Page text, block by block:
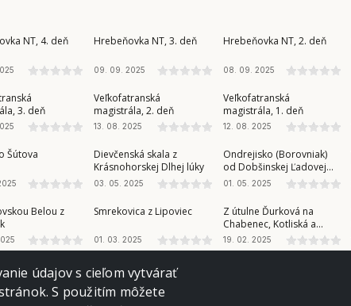
NT, 4. deň Hrebeňovka NT, 3. deň
09. 09. 2025
Hrebeňovka NT, 2. deň
08. 09. 2025
FATRA
3. deň
VEĽKÁ FATRA
Veľkofatranská
magistrála, 2. deň
13. 08. 2025
VEĽKÁ FATRA
Veľkofatranská
magistrála, 1. deň
12. 08. 2025
Šútova
SLOVENSKÝ KRAS
Dievčenská skala z
Krásnohorskej Dlhej lúky
03. 05. 2025
SLOVENSKÝ RAJ
Ondrejisko (Borovniak)
od Dobšinskej Ľadovej
jaskyne
01. 05. 2025
RAJ
Belou z
BRANISKO A BACHUREŇ
Smrekovica z Lipoviec
01. 03. 2025
NÍZKE TATRY
Z útulne Ďurková na
Chabenec, Kotliská a
sedlo Poľany
19. 02. 2025
údajov s cieľom vytvárať
S použitím môžete